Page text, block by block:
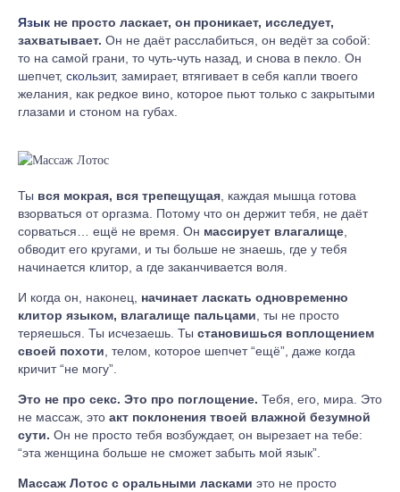
Язык не просто ласкает, он проникает, исследует,
захватывает. Он не даёт расслабиться, он ведёт за собой:
то на самой грани, то чуть-чуть назад, и снова в пекло. Он
шепчет, скользит, замирает, втягивает в себя капли твоего
желания, как редкое вино, которое пьют только с закрытыми
глазами и стоном на губах.
Ты вся мокрая, вся трепещущая, каждая мышца готова
взорваться от оргазма. Потому что он держит тебя, не даёт
сорваться… ещё не время. Он массирует влагалище,
обводит его кругами, и ты больше не знаешь, где у тебя
начинается клитор, а где заканчивается воля.
И когда он, наконец, начинает ласкать одновременно
клитор языком, влагалище пальцами, ты не просто
теряешься. Ты исчезаешь. Ты становишься воплощением
своей похоти, телом, которое шепчет “ещё”, даже когда
кричит “не могу”.
Это не про секс. Это про поглощение. Тебя, его, мира. Это
не массаж, это акт поклонения твоей влажной безумной
сути. Он не просто тебя возбуждает, он вырезает на тебе:
“эта женщина больше не сможет забыть мой язык”.
Массаж Лотос с оральными ласками это не просто